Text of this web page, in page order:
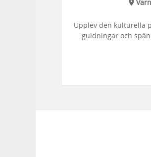
Upplev den kulturella
guidningar och